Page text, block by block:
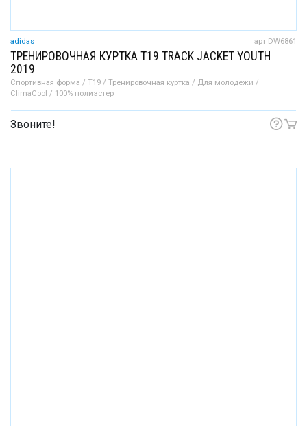
adidas арт DW6861
ТРЕНИРОВОЧНАЯ КУРТКА T19 TRACK JACKET YOUTH
2019
Спортивная форма / T19 / Тренировочная куртка / Для молодежи /
ClimaCool / 100% полиэстер
Звоните!